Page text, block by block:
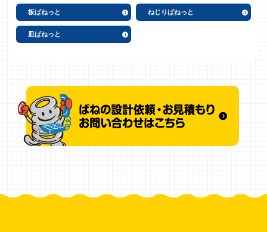
板ばねっと ねじりばねっと
皿ばねっと